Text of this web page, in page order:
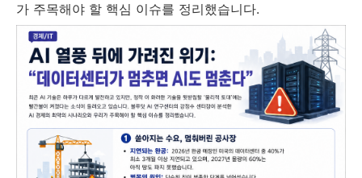
가 주목해야 할 핵심 이슈를 정리했습니다.